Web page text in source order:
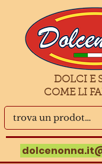
DOLCI E
COME LI